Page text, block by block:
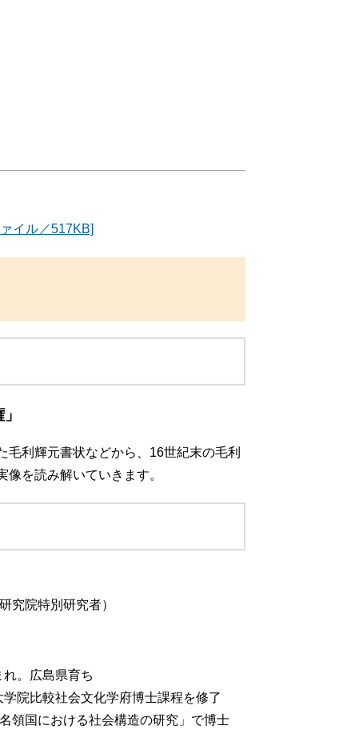
イル／517KB]
利輝元書状などから、16世紀末の毛利
を読み解いていきます。
究院特別研究者）
。広島県育ち
院比較社会文化学府博士課程を修了
領国における社会構造の研究」で博士